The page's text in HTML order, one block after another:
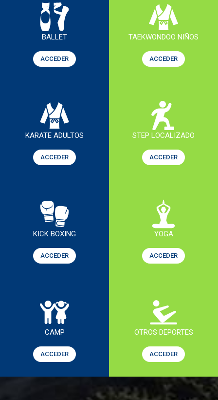
BALLET
ACCEDER
TAEKWONDOO NIÑOS
ACCEDER
KARATE ADULTOS
ACCEDER
STEP LOCALIZADO
ACCEDER
KICK BOXING
ACCEDER
YOGA
ACCEDER
CAMP
ACCEDER
OTROS DEPORTES
ACCEDER